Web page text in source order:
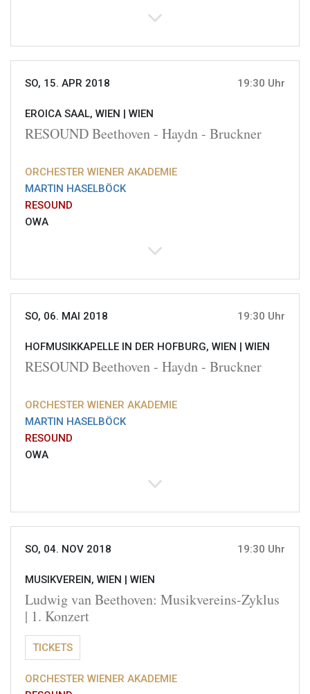
SO, 15. APR 2018 19:30 Uhr
EROICA SAAL, WIEN | WIEN
RESOUND Beethoven - Haydn - Bruckner
ORCHESTER WIENER AKADEMIE
MARTIN HASELBÖCK
RESOUND
OWA
SO, 06. MAI 2018 19:30 Uhr
HOFMUSIKKAPELLE IN DER HOFBURG, WIEN | WIEN
RESOUND Beethoven - Haydn - Bruckner
ORCHESTER WIENER AKADEMIE
MARTIN HASELBÖCK
RESOUND
OWA
SO, 04. NOV 2018 19:30 Uhr
MUSIKVEREIN, WIEN | WIEN
Ludwig van Beethoven: Musikvereins-Zyklus
| 1. Konzert
TICKETS
ORCHESTER WIENER AKADEMIE